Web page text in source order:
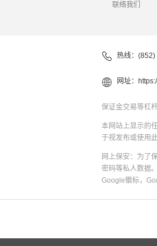
联络我们
热线：
网址：
保证金交易等杠
本网站上显示的
于视发布或使用
网上保安：为了
密码等私人数据
Google徽标，